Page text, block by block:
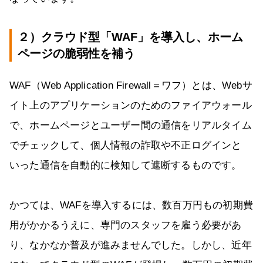
２）クラウド型「WAF」を導入し、ホーム
ページの脆弱性を補う
WAF（Web Application Firewall＝ワフ）とは、Webサ
イト上のアプリケーションのためのファイアウォール
で、ホームページとユーザー間の通信をリアルタイム
でチェックして、個人情報の詐取や不正ログインと
いった通信を自動的に検知して遮断するものです。
かつては、WAFを導入するには、数百万円もの初期費
用がかかるうえに、専門のスタッフを雇う必要があ
り、なかなか普及が進みませんでした。しかし、近年